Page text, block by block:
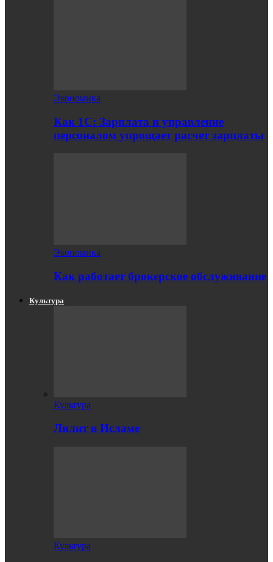
Экономика
Как 1С: Зарплата и управление
персоналом упрощает расчет зарплаты
Экономика
Как работает брокерское обслуживание
Культура
Культура
Лилит в Исламе
Культура